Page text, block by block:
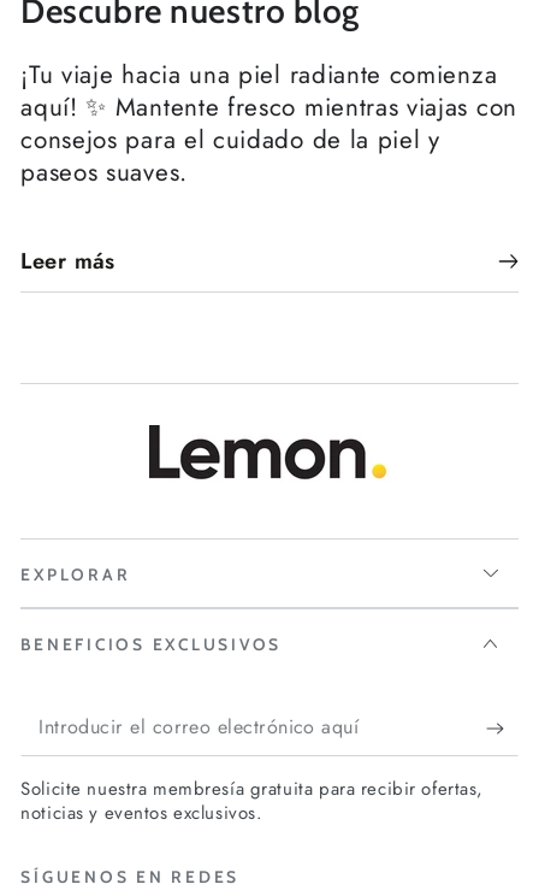
Descubre nuestro blog
¡Tu viaje hacia una piel radiante comienza
aquí! ✨ Mantente fresco mientras viajas con
consejos para el cuidado de la piel y
paseos suaves.
Leer más
EXPLORAR
BENEFICIOS EXCLUSIVOS
Introducir
el
correo
aquí
Solicite nuestra membresía gratuita para recibir ofertas,
noticias y eventos exclusivos.
SÍGUENOS EN REDES
Se requiere iniciar sesión
productos a su lista de deseos y ver los
artículos guardados anteriormente.
Acceso